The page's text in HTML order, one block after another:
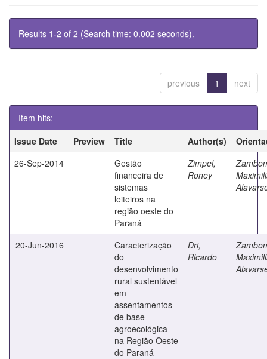
Results 1-2 of 2 (Search time: 0.002 seconds).
previous 1 next
Item hits:
Issue Date
Preview Title Author(s)
26-Sep-2014
Gestão
financeira de
sistemas
leiteiros na
região oeste do
Paraná
Zimpel,
Roney
20-Jun-2016
Caracterização
do
desenvolvimento
rural sustentável
em
assentamentos
de base
agroecológica
na Região Oeste
do Paraná
Dri,
Ricardo